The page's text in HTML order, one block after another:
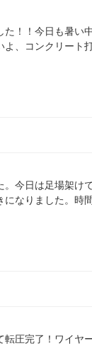
！！今日も暑い
、コンクリート
今日は足場架け
なりました。時
圧完了！ワイヤ